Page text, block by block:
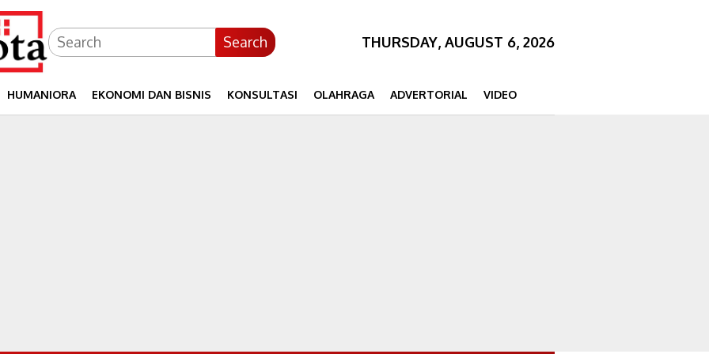
Search THURSDAY, AUGUST 6, 2026
HUMANIORA EKONOMI DAN BISNIS KONSULTASI OLAHRAGA ADVERTORIAL VIDEO